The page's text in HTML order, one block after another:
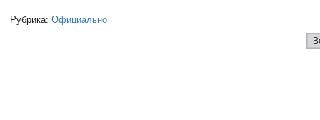
Рубрика: Официально